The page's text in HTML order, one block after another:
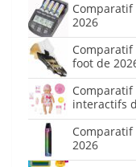
2026
Comparatif
foot de
Comparatif
interactifs
2026